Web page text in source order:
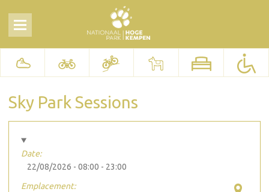
Sky Park Sessions
Date:
22/08/2026 - 08:00 - 23:00
Emplacement: